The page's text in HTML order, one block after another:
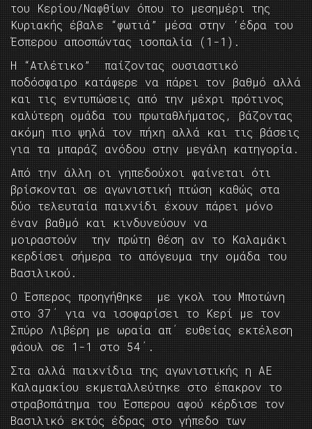
του Κερίου/Ναφθίων όπου το μεσημέρι της
Κυριακής έβαλε “φωτιά” μέσα στην ‘έδρα του
Έσπερου αποσπώντας ισοπαλία (1-1).
Η “Ατλέτικο” παίζοντας ουσιαστικό
ποδόσφαιρο κατάφερε να πάρει τον βαθμό αλλά
και τις εντυπώσεις από την μέχρι πρότινος
καλύτερη ομάδα του πρωταθλήματος, βάζοντας
ακόμη πιο ψηλά τον πήχη αλλά και τις βάσεις
για τα μπαράζ ανόδου στην μεγάλη κατηγορία.
Από την άλλη οι γηπεδούχοι φαίνεται ότι
βρίσκονται σε αγωνιστική πτώση καθώς στα
δύο τελευταία παιχνίδι έχουν πάρει μόνο
έναν βαθμό και κινδυνεύουν να
μοιραστούν την πρώτη θέση αν το Καλαμάκι
κερδίσει σήμερα το απόγευμα την ομάδα του
Βασιλικού.
Ο Έσπερος προηγήθηκε με γκολ του Μποτώνη
στο 37΄ για να ισοφαρίσει το Κερί με τον
Σπύρο Λιβέρη με ωραία απ΄ ευθείας εκτέλεση
φάουλ σε 1-1 στο 54΄.
Στα αλλά παιχνίδια της αγωνιστικής η ΑΕ
Καλαμακίου εκμεταλλεύτηκε στο έπακρον το
στραβοπάτημα του Έσπερου αφού κέρδισε τον
Βασιλικό εκτός έδρας στο γήπεδο των